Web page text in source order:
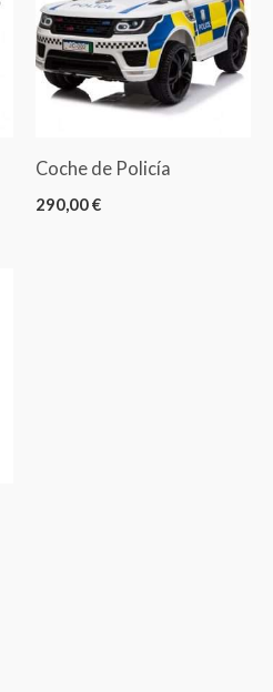
Coche de Policía
290,00€